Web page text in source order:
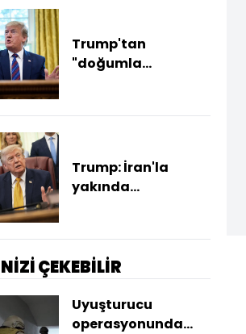
Trump'tan
"doğumla
Trump: İran'la
yakında
ÇEKEBİLİR
Uyuşturucu
operasyonunda